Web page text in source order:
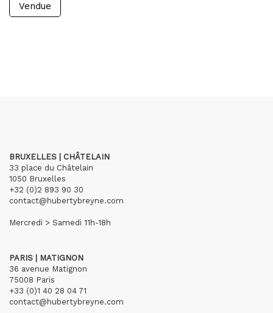
Vendue
BRUXELLES | CHÂTELAIN
33 place du Châtelain
1050 Bruxelles
+32 (0)2 893 90 30
contact@hubertybreyne.com
Mercredi > Samedi 11h-18h
PARIS | MATIGNON
36 avenue Matignon
75008 Paris
+33 (0)1 40 28 04 71
contact@hubertybreyne.com